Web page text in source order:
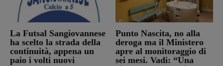
La Futsal Sangiovannese
ha scelto la strada della
continuità, appena un
paio i volti nuovi
Punto Nascita, no alla
deroga ma il Ministero
apre al monitoraggio di
sei mesi. Vadi: “Una